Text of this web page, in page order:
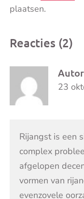
plaatsen.
Reacties (2)
23
Rijangst is een
complex
afgelopen
vormen van
evenzovele